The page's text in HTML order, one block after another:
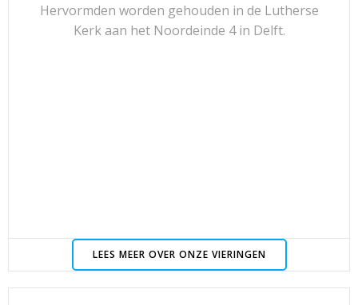
Hervormden worden gehouden in de Lutherse
Kerk aan het Noordeinde 4 in Delft.
LEES MEER OVER ONZE VIERINGEN